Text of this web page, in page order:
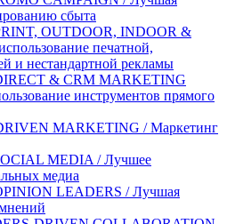
сбыта
OUTDOOR, INDOOR &
печатной,
и нестандартной рекламы
& CRM MARKETING
инструментов прямого
MARKETING / Маркетинг
MEDIA / Лучшее
медиа
LEADERS / Лучшая